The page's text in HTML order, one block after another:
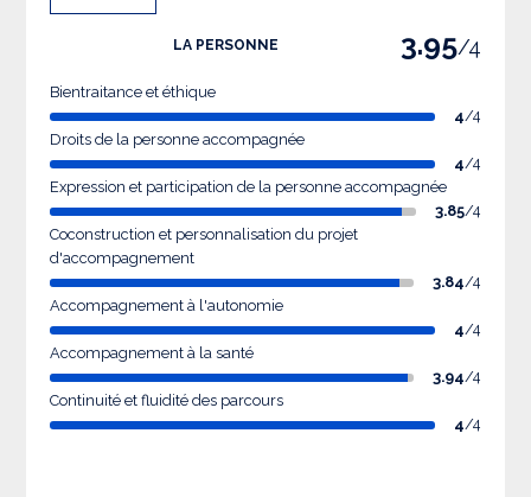
LA PERSONNE 3.95/4
Bientraitance et éthique
4/4
Droits de la personne accompagnée
4/4
Expression et participation de la personne accompagnée
3.85/4
Coconstruction et personnalisation du projet
d'accompagnement
3.84/4
Accompagnement à l'autonomie
4/4
Accompagnement à la santé
3.94/4
Continuité et fluidité des parcours
4/4